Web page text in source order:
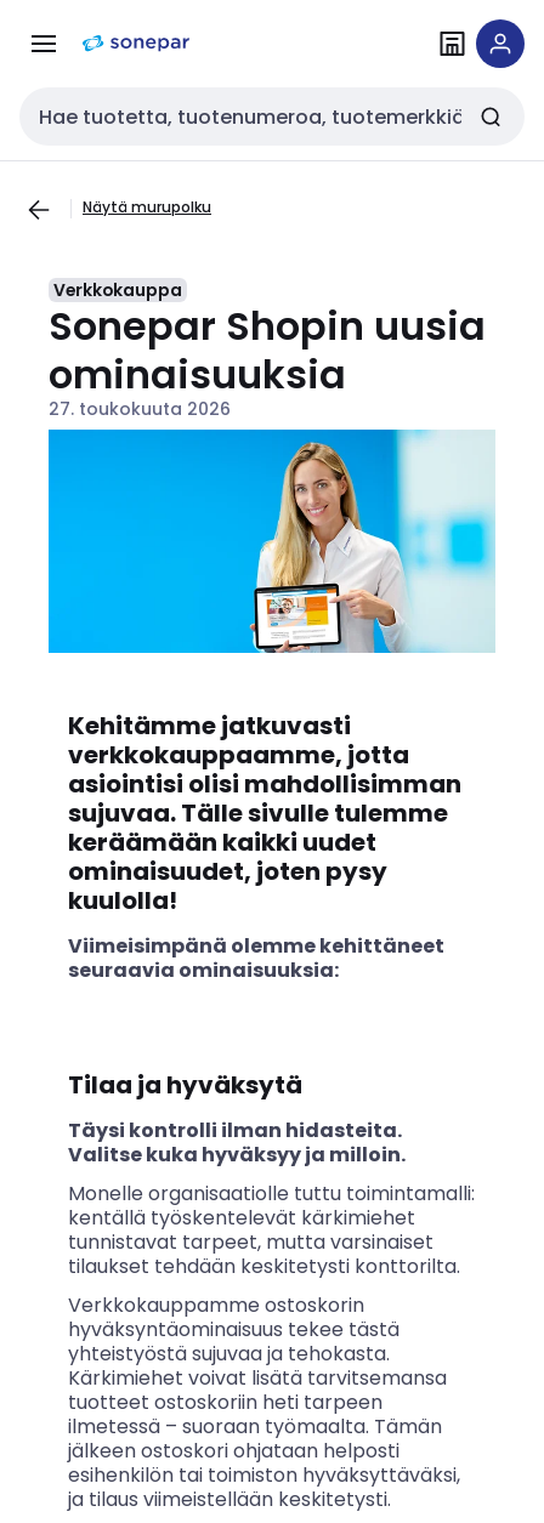
navigointiinsisältöön
Haku
Näytä murupolku
Verkkokauppa
Sonepar Shopin uusia
ominaisuuksia
27. toukokuuta 2026
Kehitämme jatkuvasti
verkkokauppaamme, jotta
asiointisi olisi mahdollisimman
sujuvaa. Tälle sivulle tulemme
keräämään kaikki uudet
ominaisuudet, joten pysy
kuulolla!
Viimeisimpänä olemme kehittäneet
seuraavia ominaisuuksia:
Tilaa ja hyväksytä
Täysi kontrolli ilman hidasteita.
Valitse kuka hyväksyy ja milloin.
Monelle organisaatiolle tuttu toimintamalli:
kentällä työskentelevät kärkimiehet
tunnistavat tarpeet, mutta varsinaiset
tilaukset tehdään keskitetysti konttorilta.
Verkkokauppamme ostoskorin
hyväksyntäominaisuus tekee tästä
yhteistyöstä sujuvaa ja tehokasta.
Kärkimiehet voivat lisätä tarvitsemansa
tuotteet ostoskoriin heti tarpeen
ilmetessä – suoraan työmaalta. Tämän
jälkeen ostoskori ohjataan helposti
esihenkilön tai toimiston hyväksyttäväksi,
ja tilaus viimeistellään keskitetysti.